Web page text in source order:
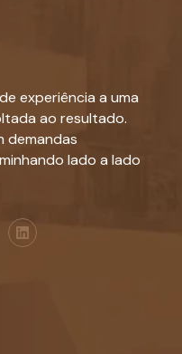
experiência a uma
ao resultado.
demandas
lado a lado